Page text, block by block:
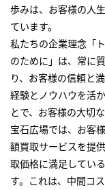
歩みは、お客様の人
ています。
私たちの企業理念「
のために」は、常に
り、お客様の信頼と
経験とノウハウを活
とで、お客様の大切
宝石広場では、お客
額買取サービスを提
取価格に満足してい
す。これは、中間コ